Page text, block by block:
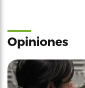
Opiniones